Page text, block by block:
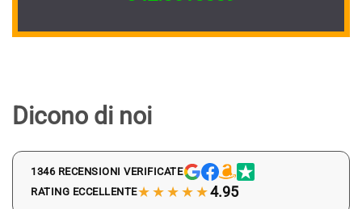
Dicono di noi
1346 RECENSIONI VERIFICATE
RATING ECCELLENTE★★★★★4.95